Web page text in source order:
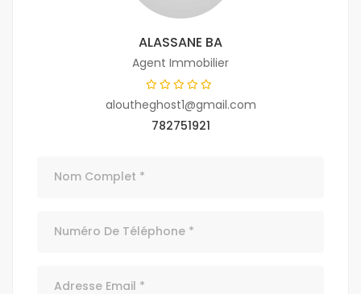
ALASSANE BA
Agent Immobilier
aloutheghost1@gmail.com
782751921